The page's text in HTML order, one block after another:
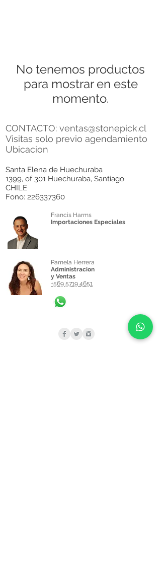
No tenemos productos
para mostrar en este
momento.
CONTACTO: ventas@stonepick.cl
Visitas solo previo agendamiento
Ubicacion
Santa Elena de Huechuraba
1399, of 301 Huechuraba, Santiago
CHILE
Fono: 226337360
Francis Harms
Importaciones Especiales
Pamela Herrera
Administracion
y Ventas
+569 5719 4651